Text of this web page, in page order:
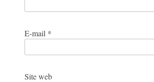
E-mail *
Site web